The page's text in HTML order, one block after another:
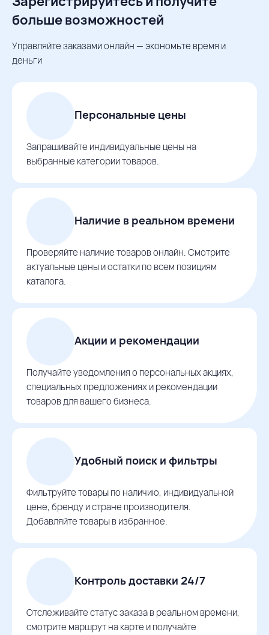
больше возможностей
Управляйте заказами онлайн — экономьте время и
деньги
Персональные цены
Запрашивайте индивидуальные цены на
выбранные категории товаров.
Наличие в реальном времени
Проверяйте наличие товаров онлайн. Смотрите
актуальные цены и остатки по всем позициям
каталога.
Акции и рекомендации
Получайте уведомления о персональных акциях,
специальных предложениях и рекомендации
товаров для вашего бизнеса.
Удобный поиск и фильтры
Фильтруйте товары по наличию, индивидуальной
цене, бренду и стране производителя.
Добавляйте товары в избранное.
Контроль доставки 24/7
Отслеживайте статус заказа в реальном времени,
смотрите маршрут на карте и получайте